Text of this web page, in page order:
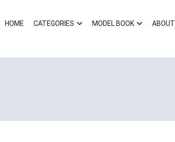
HOME CATEGORIES MODEL BOOK ABOUT